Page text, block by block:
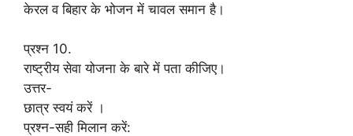
केरल व बिहार के भोजन में चावल समान है।
प्रश्न 10.
राष्ट्रीय सेवा योजना के बारे में पता कीजिए।
उत्तर-
छात्र स्वयं करें ।
प्रश्न-सही मिलान करें: